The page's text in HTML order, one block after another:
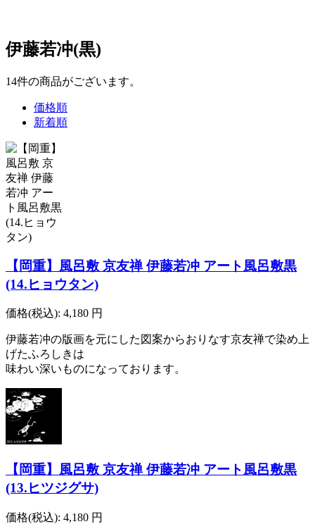
伊藤若冲(黒)
14件の商品がございます。
価格順
新着順
【岡重】風呂敷 京友禅 伊藤若冲 アート風呂敷黒
(14.ヒョウタン)
価格(税込): 4,180 円
伊藤若冲の版画を元にした図案からおりなす京友禅で染め上
げたふろしきは
味わい深いものになっております。
【岡重】風呂敷 京友禅 伊藤若冲 アート風呂敷黒
(13.ヒツジグサ)
価格(税込): 4,180 円